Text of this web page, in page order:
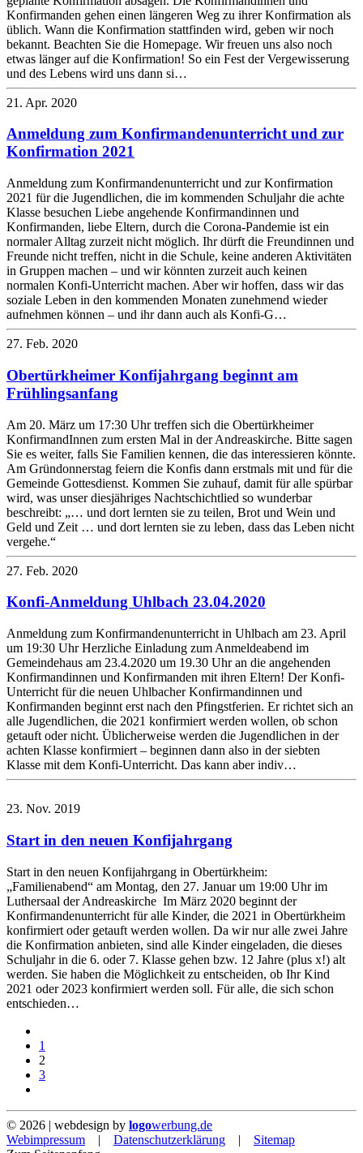
Konfirmanden gehen einen längeren Weg zu ihrer Konfirmation als
üblich. Wann die Konfirmation stattfinden wird, geben wir noch
bekannt. Beachten Sie die Homepage. Wir freuen uns also noch
etwas länger auf die Konfirmation! So ein Fest der Vergewisserung
und des Lebens wird uns dann si…
21. Apr. 2020
Anmeldung zum Konfirmandenunterricht und zur
Konfirmation 2021
Anmeldung zum Konfirmandenunterricht und zur Konfirmation
2021 für die Jugendlichen, die im kommenden Schuljahr die achte
Klasse besuchen Liebe angehende Konfirmandinnen und
Konfirmanden, liebe Eltern, durch die Corona-Pandemie ist ein
normaler Alltag zurzeit nicht möglich. Ihr dürft die Freundinnen und
Freunde nicht treffen, nicht in die Schule, keine anderen Aktivitäten
in Gruppen machen – und wir könnten zurzeit auch keinen
normalen Konfi-Unterricht machen. Aber wir hoffen, dass wir das
soziale Leben in den kommenden Monaten zunehmend wieder
aufnehmen können – und ihr dann auch als Konfi-G…
27. Feb. 2020
Obertürkheimer Konfijahrgang beginnt am
Frühlingsanfang
Am 20. März um 17:30 Uhr treffen sich die Obertürkheimer
KonfirmandInnen zum ersten Mal in der Andreaskirche. Bitte sagen
Sie es weiter, falls Sie Familien kennen, die das interessieren könnte.
Am Gründonnerstag feiern die Konfis dann erstmals mit und für die
Gemeinde Gottesdienst. Kommen Sie zuhauf, damit für alle spürbar
wird, was unser diesjähriges Nachtschichtlied so wunderbar
beschreibt: „… und dort lernten sie zu teilen, Brot und Wein und
Geld und Zeit … und dort lernten sie zu leben, dass das Leben nicht
vergehe.“
27. Feb. 2020
Konfi-Anmeldung Uhlbach 23.04.2020
Anmeldung zum Konfirmandenunterricht in Uhlbach am 23. April
um 19:30 Uhr Herzliche Einladung zum Anmeldeabend im
Gemeindehaus am 23.4.2020 um 19.30 Uhr an die angehenden
Konfirmandinnen und Konfirmanden mit ihren Eltern! Der Konfi-
Unterricht für die neuen Uhlbacher Konfirmandinnen und
Konfirmanden beginnt erst nach den Pfingstferien. Er richtet sich an
alle Jugendlichen, die 2021 konfirmiert werden wollen, ob schon
getauft oder nicht. Üblicherweise werden die Jugendlichen in der
achten Klasse konfirmiert – beginnen dann also in der siebten
Klasse mit dem Konfi-Unterricht. Das kann aber indiv…
23. Nov. 2019
Start in den neuen Konfijahrgang
Start in den neuen Konfijahrgang in Obertürkheim:
„Familienabend“ am Montag, den 27. Januar um 19:00 Uhr im
Luthersaal der Andreaskirche Im März 2020 beginnt der
Konfirmandenunterricht für alle Kinder, die 2021 in Obertürkheim
konfirmiert oder getauft werden wollen. Da wir nur alle zwei Jahre
die Konfirmation anbieten, sind alle Kinder eingeladen, die dieses
Schuljahr in die 6. oder 7. Klasse gehen bzw. 12 Jahre (plus x!) alt
werden. Sie haben die Möglichkeit zu entscheiden, ob Ihr Kind
2021 oder 2023 konfirmiert werden soll. Für alle, die sich schon
entschieden…
1
2
3
© 2026 | webdesign by logowerbung.de
Webimpressum | Datenschutzerklärung | Sitemap